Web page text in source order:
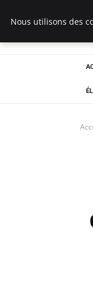
Nous utilisons des